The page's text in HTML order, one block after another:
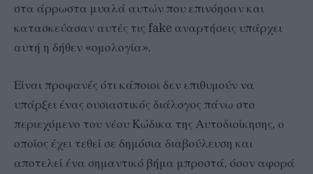
στα άρρωστα μυαλά αυτών που επινόησαν και
κατασκεύασαν αυτές τις fake αναρτήσεις υπάρχει
αυτή η δήθεν «ομολογία».
Είναι προφανές ότι κάποιοι δεν επιθυμούν να
υπάρξει ένας ουσιαστικός διάλογος πάνω στο
περιεχόμενο του νέου Κώδικα της Αυτοδιοίκησης, ο
οποίος έχει τεθεί σε δημόσια διαβούλευση και
αποτελεί ένα σημαντικό βήμα μπροστά, όσον αφορά